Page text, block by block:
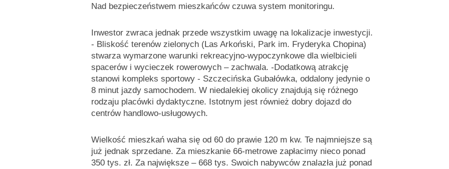
Nad bezpieczeństwem mieszkańców czuwa system monitoringu.
Inwestor zwraca jednak przede wszystkim uwagę na lokalizacje inwestycji.
- Bliskość terenów zielonych (Las Arkoński, Park im. Fryderyka Chopina)
stwarza wymarzone warunki rekreacyjno-wypoczynkowe dla wielbicieli
spacerów i wycieczek rowerowych – zachwala. -Dodatkową atrakcję
stanowi kompleks sportowy - Szczecińska Gubałówka, oddalony jedynie o
8 minut jazdy samochodem. W niedalekiej okolicy znajdują się różnego
rodzaju placówki dydaktyczne. Istotnym jest również dobry dojazd do
centrów handlowo-usługowych.
Wielkość mieszkań waha się od 60 do prawie 120 m kw. Te najmniejsze są
już jednak sprzedane. Za mieszkanie 66-metrowe zapłacimy nieco ponad
350 tys. zł. Za największe – 668 tys. Swoich nabywców znalazła już ponad